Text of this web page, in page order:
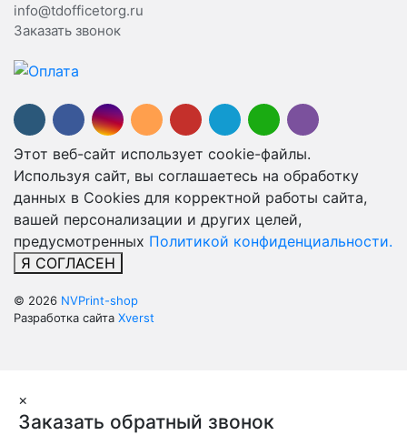
info@tdofficetorg.ru
Заказать звонок
Этот веб-сайт использует cookie-файлы.
Используя сайт, вы соглашаетесь на обработку
данных в Cookies для корректной работы сайта,
вашей персонализации и других целей,
предусмотренных Политикой конфиденциальности.
Я СОГЛАСЕН
© 2026 NVPrint-shop
Разработка сайта Xverst
×
Заказать обратный звонок